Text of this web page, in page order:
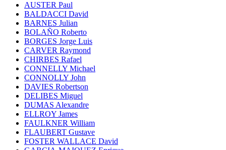
AUSTER Paul
BALDACCI David
BARNES Julian
BOLAÑO Roberto
BORGES Jorge Luis
CARVER Raymond
CHIRBES Rafael
CONNELLY Michael
CONNOLLY John
DAVIES Robertson
DELIBES Miguel
DUMAS Alexandre
ELLROY James
FAULKNER William
FLAUBERT Gustave
FOSTER WALLACE David